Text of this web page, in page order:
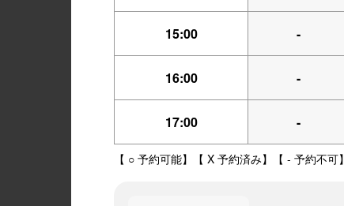
15:00 -
16:00 -
17:00 -
【 ○ 予約可能】【 X 予約済み】【 - 予約不可】